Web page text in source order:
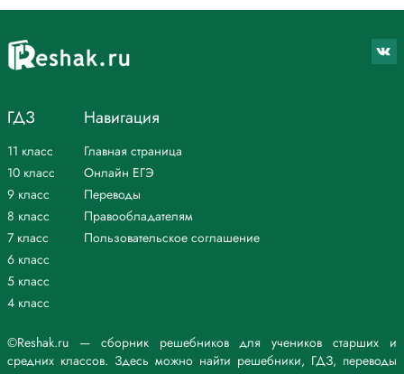
©Reshak.ru — сборник решебников для учеников старших и
средних классов. Здесь можно найти решебники, ГДЗ, переводы
ГДЗ
11 класс
10 класс
9 класс
8 класс
7 класс
6 класс
5 класс
4 класс
Навигация
Главная страница
Онлайн ЕГЭ
Переводы
Правообладателям
Пользовательское соглашение